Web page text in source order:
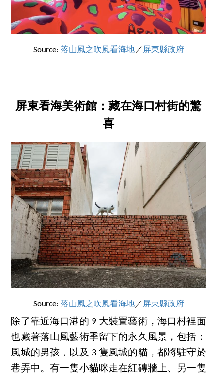
Source: 落山風之吹風看海地／ 屏東縣政府
屏東看海美術館：藏在海口村街的驚
喜
Source: 落山風之吹風看海地／ 屏東縣政府
除了靠近海口港的 9 大裝置藝術，海口村裡面
也藏著落山風藝術季留下的永久風景，包括：
風城的男孩，以及 3 隻風城的貓，都將駐守於
巷弄中。有一隻小貓咪走在紅磚牆上、另一隻